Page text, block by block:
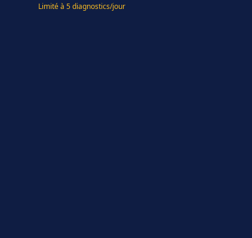
Limité à 5 diagnostics/jour